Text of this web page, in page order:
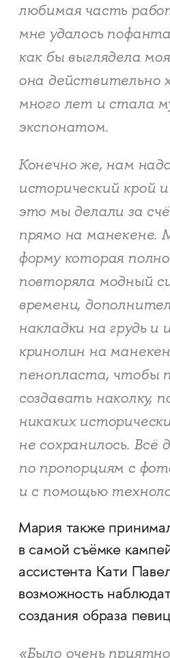
любимая часть
мне удалось
как бы выглядела
она действительно
много лет и стала
экспонатом.
Конечно же, нам
исторический крой
это мы делали за
прямо на манекене.
форму которая
повторяла модный
времени,
накладки на грудь
кринолин на
пенопласта, чтобы
создавать наколку,
никаких
не сохранилось. Всё
по пропорциям с
и с помощью
Мария также
в самой съёмке
ассистента Кати
возможность
создания образа
«Было очень